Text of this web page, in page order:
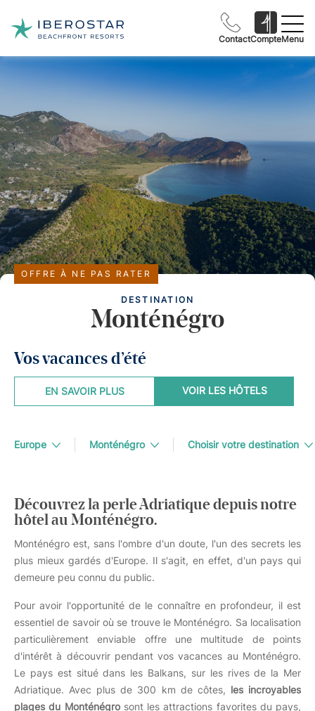
ContactCompteMenu
DESTINATION
Monténégro
OFFRE À NE PAS RATER
Vos vacances d’été
VOIR LES HÔTELS
EN SAVOIR PLUS
Europe Monténégro Choisir votre destination
Découvrez la perle Adriatique depuis notre
hôtel au Monténégro.
Monténégro est, sans l'ombre d'un doute, l'un des secrets les
plus mieux gardés d'Europe. Il s'agit, en effet, d'un pays qui
demeure peu connu du public.
Pour avoir l'opportunité de le connaître en profondeur, il est
essentiel de savoir où se trouve le Monténégro. Sa localisation
particulièrement enviable offre une multitude de points
d'intérêt à découvrir pendant vos vacances au Monténégro.
Le pays est situé dans les Balkans, sur les rives de la Mer
Adriatique. Avec plus de 300 km de côtes, les incroyables
plages du Monténégrosont les attractions favorites du pays,